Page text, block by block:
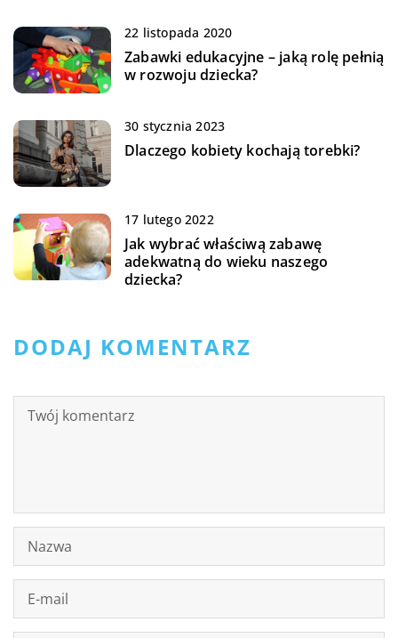
22 listopada 2020
Zabawki edukacyjne – jaką rolę pełnią
w rozwoju dziecka?
30 stycznia 2023
Dlaczego kobiety kochają torebki?
17 lutego 2022
Jak wybrać właściwą zabawę
adekwatną do wieku naszego
dziecka?
DODAJ KOMENTARZ